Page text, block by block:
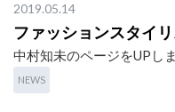
2019.05.14
ファッションスタイ
中村知未のページをUPし
NEWS